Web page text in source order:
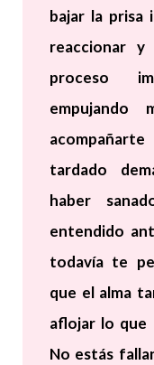
bajar la prisa
reaccionar
proceso
empujando
tardado
haber
entendido
todavía te
que el alma
aflojar lo que
No estás